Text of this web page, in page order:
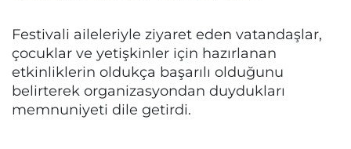
Festivali aileleriyle ziyaret eden vatandaşlar,
çocuklar ve yetişkinler için hazırlanan
etkinliklerin oldukça başarılı olduğunu
belirterek organizasyondan duydukları
memnuniyeti dile getirdi.